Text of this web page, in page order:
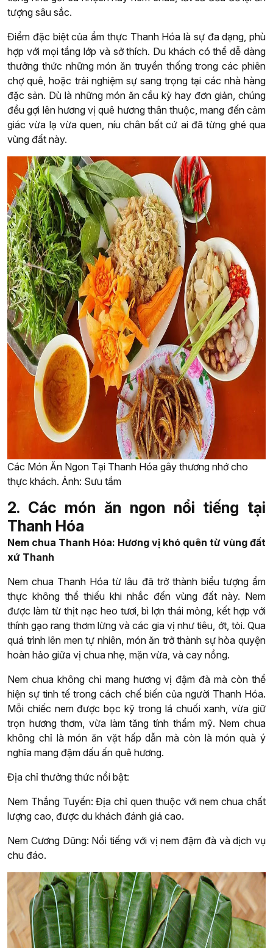
tượng sâu sắc.
Điểm đặc biệt của ẩm thực Thanh Hóa là sự đa dạng, phù
hợp với mọi tầng lớp và sở thích. Du khách có thể dễ dàng
thưởng thức những món ăn truyền thống trong các phiên
chợ quê, hoặc trải nghiệm sự sang trọng tại các nhà hàng
đặc sản. Dù là những món ăn cầu kỳ hay đơn giản, chúng
đều gợi lên hương vị quê hương thân thuộc, mang đến cảm
giác vừa lạ vừa quen, níu chân bất cứ ai đã từng ghé qua
vùng đất này.
Các Món Ăn Ngon Tại Thanh Hóa gây thương nhớ cho
thực khách. Ảnh: Sưu tầm
2. Các món ăn ngon nổi tiếng tại
Thanh Hóa
Nem chua Thanh Hóa: Hương vị khó quên từ vùng đất
xứ Thanh
Nem chua Thanh Hóa từ lâu đã trở thành biểu tượng ẩm
thực không thể thiếu khi nhắc đến vùng đất này. Nem
được làm từ thịt nạc heo tươi, bì lợn thái mỏng, kết hợp với
thính gạo rang thơm lừng và các gia vị như tiêu, ớt, tỏi. Qua
quá trình lên men tự nhiên, món ăn trở thành sự hòa quyện
hoàn hảo giữa vị chua nhẹ, mặn vừa, và cay nồng.
Nem chua không chỉ mang hương vị đậm đà mà còn thể
hiện sự tinh tế trong cách chế biến của người Thanh Hóa.
Mỗi chiếc nem được bọc kỹ trong lá chuối xanh, vừa giữ
trọn hương thơm, vừa làm tăng tính thẩm mỹ. Nem chua
không chỉ là món ăn vặt hấp dẫn mà còn là món quà ý
nghĩa mang đậm dấu ấn quê hương.
Địa chỉ thưởng thức nổi bật:
Nem Thắng Tuyến: Địa chỉ quen thuộc với nem chua chất
lượng cao, được du khách đánh giá cao.
Nem Cương Dũng: Nổi tiếng với vị nem đậm đà và dịch vụ
chu đáo.